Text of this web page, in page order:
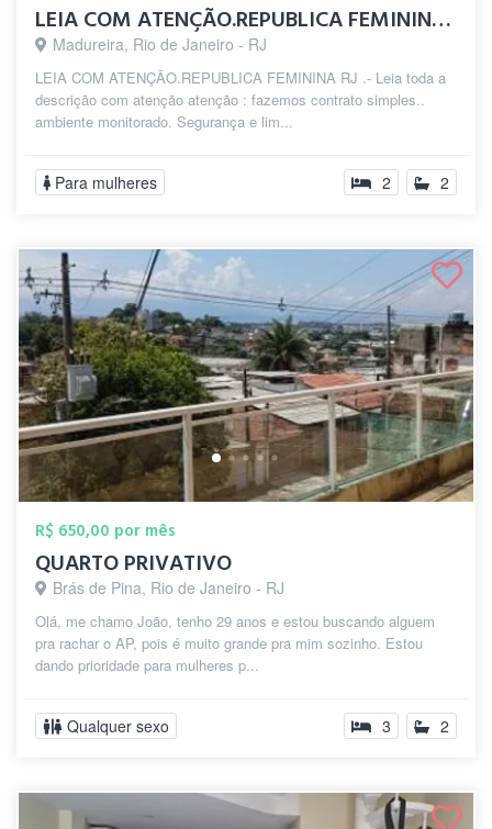
LEIA COM ATENÇÃO.REPUBLICA FEMININA zp(2...
Madureira, Rio de Janeiro - RJ
LEIA COM ATENÇÃO.REPUBLICA FEMININA RJ .- Leia toda a
descrição com atenção atenção : fazemos contrato simples..
ambiente monitorado. Segurança e lim...
Para mulheres 2 2
R$ 650,00 por mês
QUARTO PRIVATIVO
Brás de Pina, Rio de Janeiro - RJ
Olá, me chamo João, tenho 29 anos e estou buscando alguem
pra rachar o AP, pois é muito grande pra mim sozinho. Estou
dando prioridade para mulheres p...
Qualquer sexo 3 2